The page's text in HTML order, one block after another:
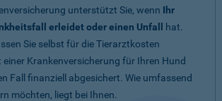
unterstützt Sie, wenn Ihr
erleidet oder einen Unfall
hat.
Sie selbst für die Tierarztkosten
Krankenversicherung für Ihren Hund
Fall finanziell abgesichert. Wie umfassend
möchten, liegt bei Ihnen.